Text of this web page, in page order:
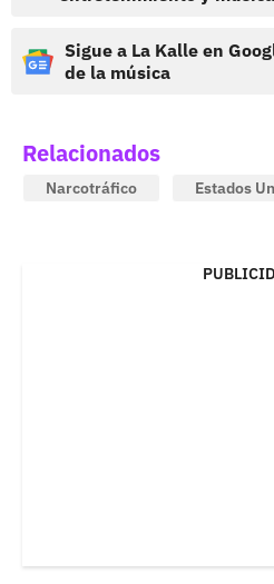
Sigue a La Kalle en
de la música
Relacionados
Narcotráfico Estados